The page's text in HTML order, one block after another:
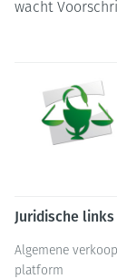
wacht
Juridische links
Algemene
platform